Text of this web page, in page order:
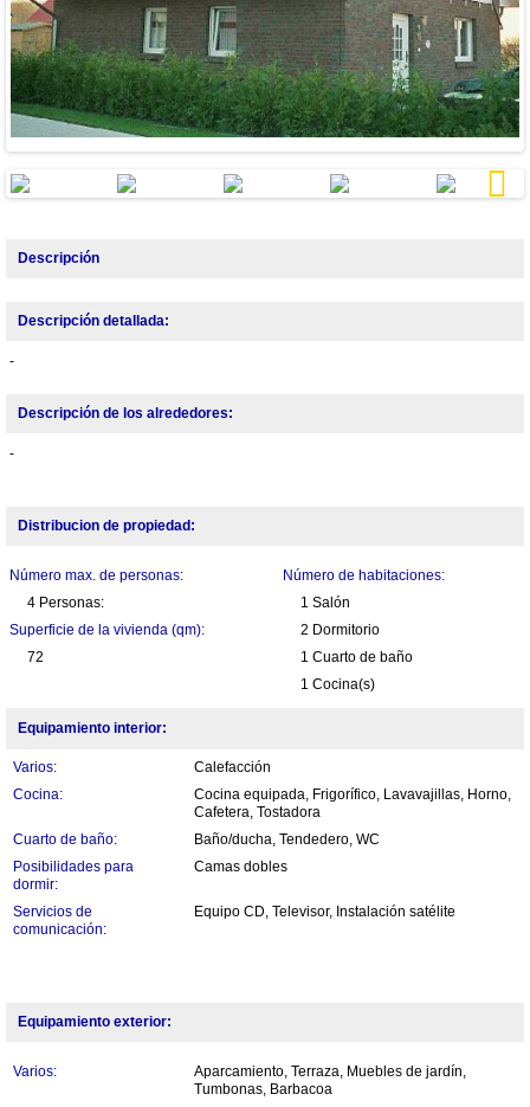
Descripción
Descripción detallada:
-
Descripción de los alrededores:
-
Distribucion de propiedad:
Número max. de personas:
4 Personas:
Superficie de la vivienda (qm):
72
Número de habitaciones:
1 Salón
2 Dormitorio
1 Cuarto de baño
1 Cocina(s)
Equipamiento interior:
Varios:
Calefacción
Cocina:
Cocina equipada, Frigorífico, Lavavajillas, Horno,
Cafetera, Tostadora
Cuarto de baño:
Baño/ducha, Tendedero, WC
Posibilidades para
dormir:
Camas dobles
Servicios de
comunicación:
Equipo CD, Televisor, Instalación satélite
Equipamiento exterior:
Varios:
Aparcamiento, Terraza, Muebles de jardín,
Tumbonas, Barbacoa